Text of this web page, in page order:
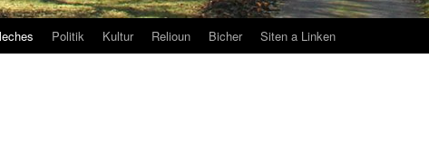
Politik Kultur Relioun Bicher Siten a Linken